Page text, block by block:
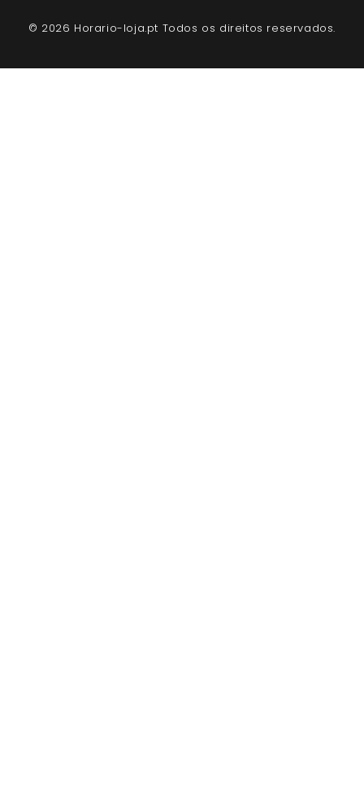
© 2026 Horario-loja.pt Todos os direitos reservados.